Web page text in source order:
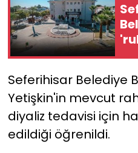
Seferihisar Belediye
Yetişkin'in mevcut
diyaliz tedavisi için
edildiği öğrenildi.